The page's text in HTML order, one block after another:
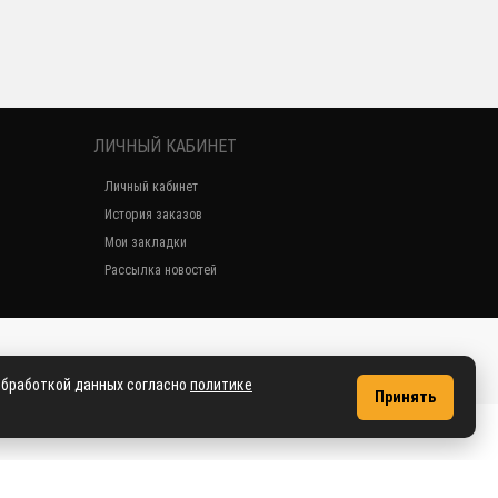
ЛИЧНЫЙ КАБИНЕТ
Личный кабинет
История заказов
Мои закладки
Рассылка новостей
данных согласно политике
Принять